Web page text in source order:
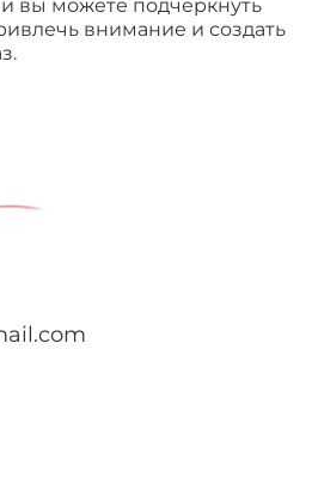
вы можете подчеркнуть
внимание и создать